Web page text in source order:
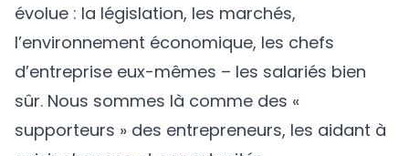
évolue : la législation, les marchés,
l’environnement économique, les chefs
d’entreprise eux-mêmes – les salariés bien
sûr. Nous sommes là comme des «
supporteurs » des entrepreneurs, les aidant à